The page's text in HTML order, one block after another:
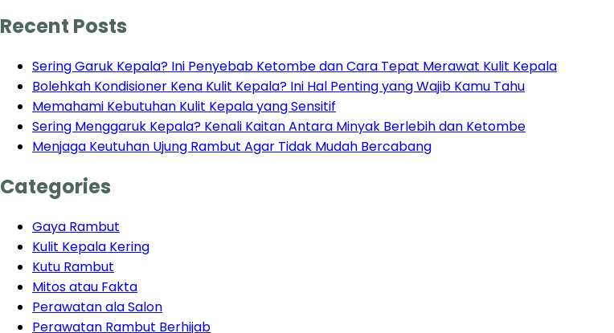
Recent Posts
Sering Garuk Kepala? Ini Penyebab Ketombe dan Cara Tepat Merawat Kulit Kepala
Bolehkah Kondisioner Kena Kulit Kepala? Ini Hal Penting yang Wajib Kamu Tahu
Memahami Kebutuhan Kulit Kepala yang Sensitif
Sering Menggaruk Kepala? Kenali Kaitan Antara Minyak Berlebih dan Ketombe
Menjaga Keutuhan Ujung Rambut Agar Tidak Mudah Bercabang
Categories
Gaya Rambut
Kulit Kepala Kering
Kutu Rambut
Mitos atau Fakta
Perawatan ala Salon
Perawatan Rambut Berhijab